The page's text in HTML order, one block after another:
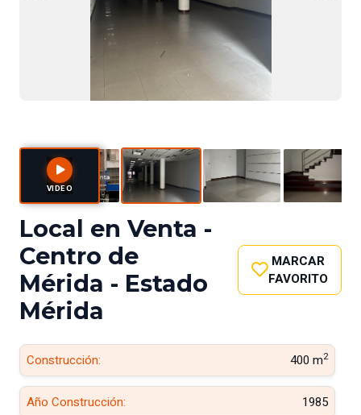
VIDEO
Local en Venta -
Centro de
Mérida - Estado
Mérida
MARCAR
FAVORITO
Construcción: 400 m2
Año Construcción: 1985